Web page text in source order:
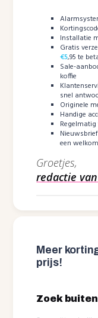
Installatie
Gratis
€5,95 te
Sale-
koffie
snel
Originele
Handige
een
Groetjes,
redactie
Meer
prijs!
Zoek